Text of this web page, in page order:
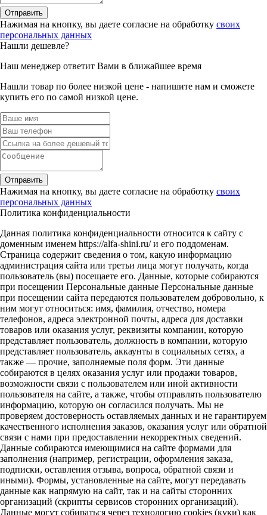
Отправить
Нажимая на кнопку, вы даете согласие на обработку своих
персональных данных
Нашли дешевле?
Наш менеджер ответит Вами в ближайшее время
Нашли товар по более низкой цене - напишите нам и сможете
купить его по самой низкой цене.
Отправить
Нажимая на кнопку, вы даете согласие на обработку своих
персональных данных
Политика конфиденциальности
Данная политика конфиденциальности относится к сайту с
доменным именем https://alfa-shini.ru/ и его поддоменам.
Страница содержит сведения о том, какую информацию
администрация сайта или третьи лица могут получать, когда
пользователь (вы) посещаете его. Данные, которые собираются
при посещении Персональные данные Персональные данные
при посещении сайта передаются пользователем добровольно, к
ним могут относиться: имя, фамилия, отчество, номера
телефонов, адреса электронной почты, адреса для доставки
товаров или оказания услуг, реквизиты компании, которую
представляет пользователь, должность в компании, которую
представляет пользователь, аккаунты в социальных сетях, а
также — прочие, заполняемые поля форм. Эти данные
собираются в целях оказания услуг или продажи товаров,
возможности связи с пользователем или иной активности
пользователя на сайте, а также, чтобы отправлять пользователю
информацию, которую он согласился получать. Мы не
проверяем достоверность оставляемых данных и не гарантируем
качественного исполнения заказов, оказания услуг или обратной
связи с нами при предоставлении некорректных сведений.
Данные собираются имеющимися на сайте формами для
заполнения (например, регистрации, оформления заказа,
подписки, оставления отзыва, вопроса, обратной связи и
иными). Формы, установленные на сайте, могут передавать
данные как напрямую на сайт, так и на сайты сторонних
организаций (скрипты сервисов сторонних организаций).
Данные могут собираться через технологию cookies (куки) как